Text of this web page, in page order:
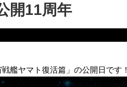
開11周年
艦ヤマト復活篇」の公開日です！